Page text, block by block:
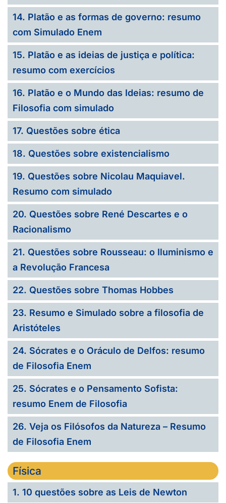
14. Platão e as formas de governo: resumo
com Simulado Enem
15. Platão e as ideias de justiça e política:
resumo com exercícios
16. Platão e o Mundo das Ideias: resumo de
Filosofia com simulado
17. Questões sobre ética
18. Questões sobre existencialismo
19. Questões sobre Nicolau Maquiavel.
Resumo com simulado
20. Questões sobre René Descartes e o
Racionalismo
21. Questões sobre Rousseau: o Iluminismo e
a Revolução Francesa
22. Questões sobre Thomas Hobbes
23. Resumo e Simulado sobre a filosofia de
Aristóteles
24. Sócrates e o Oráculo de Delfos: resumo
de Filosofia Enem
25. Sócrates e o Pensamento Sofista:
resumo Enem de Filosofia
26. Veja os Filósofos da Natureza – Resumo
de Filosofia Enem
Física
1. 10 questões sobre as Leis de Newton